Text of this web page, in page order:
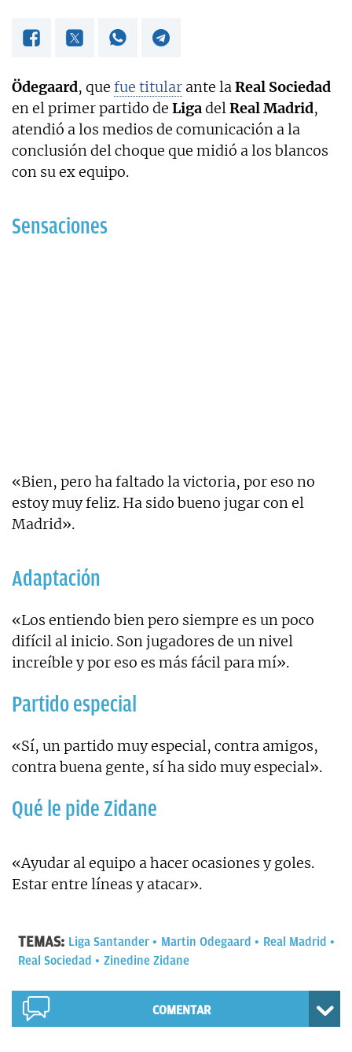
Ödegaard, que fue titular ante laReal Sociedad
en el primer partido de LigadelReal Madrid,
atendió a los medios de comunicación a la
conclusión del choque que midió a los blancos
con su ex equipo.
Sensaciones
«Bien, pero ha faltado la victoria, por eso no
estoy muy feliz. Ha sido bueno jugar con el
Madrid».
Adaptación
«Los entiendo bien pero siempre es un poco
difícil al inicio. Son jugadores de un nivel
increíble y por eso es más fácil para mí».
Partido especial
«Sí, un partido muy especial, contra amigos,
contra buena gente, sí ha sido muy especial».
Qué le pide Zidane
«Ayudar al equipo a hacer ocasiones y goles.
Estar entre líneas y atacar».
TEMAS: Liga Santander Martin Odegaard
Real Madrid
Real Sociedad
Zinedine Zidane
COMENTAR